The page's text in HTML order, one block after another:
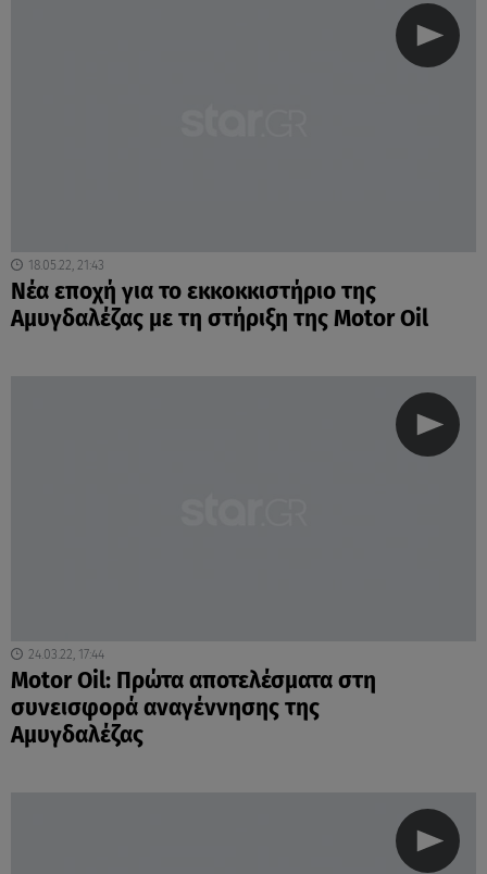
18.05.22, 21:43
Νέα εποχή για το εκκοκκιστήριο της
Αμυγδαλέζας με τη στήριξη της Motor Oil
24.03.22, 17:44
Motor Oil: Πρώτα αποτελέσματα στη
συνεισφορά αναγέννησης της
Αμυγδαλέζας